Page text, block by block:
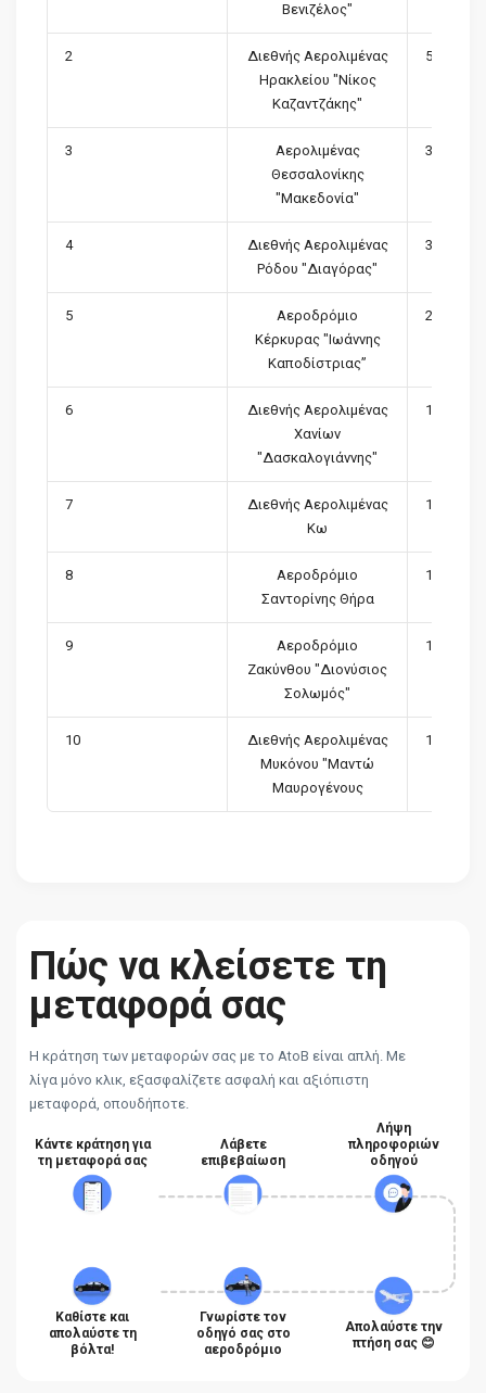
Βενιζέλος"
2
Διεθνής Αερολιμένας
Ηρακλείου "Νίκος
Καζαντζάκης"
5,046,236
3
Αερολιμένας
Θεσσαλονίκης
"Μακεδονία"
3,449,658
4
Διεθνής Αερολιμένας
Ρόδου "Διαγόρας"
3,336,614
5
Αεροδρόμιο
Κέρκυρας "Ιωάννης
Καποδίστριας”
2,044,704
6
Διεθνής Αερολιμένας
Χανίων
"Δασκαλογιάννης"
1,795,236
7
Διεθνής Αερολιμένας
Κω
1,574,518
8
Αεροδρόμιο
Σαντορίνης Θήρα
1,546,584
9
Αεροδρόμιο
Ζακύνθου "Διονύσιος
Σολωμός"
1,012,913
10
Διεθνής Αερολιμένας
Μυκόνου "Μαντώ
Μαυρογένους
1,052,080
Πώς να κλείσετε τη
μεταφορά σας
Η κράτηση των μεταφορών σας με το AtoB είναι απλή. Με
λίγα μόνο κλικ, εξασφαλίζετε ασφαλή και αξιόπιστη
μεταφορά, οπουδήποτε.
Κάντε κράτηση για
τη μεταφορά σας
Λάβετε
επιβεβαίωση
Λήψη
πληροφοριών
οδηγού
Καθίστε και
απολαύστε τη
βόλτα!
Γνωρίστε τον
οδηγό σας στο
αεροδρόμιο
Απολαύστε την
πτήση σας 😊